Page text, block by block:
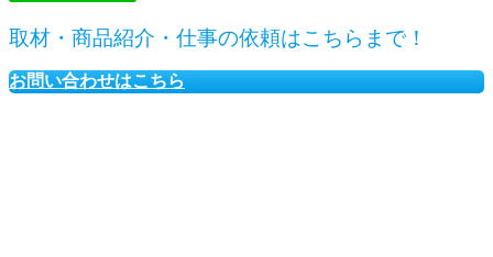
取材・商品紹介・仕事の依頼はこちらまで！
お問い合わせはこちら